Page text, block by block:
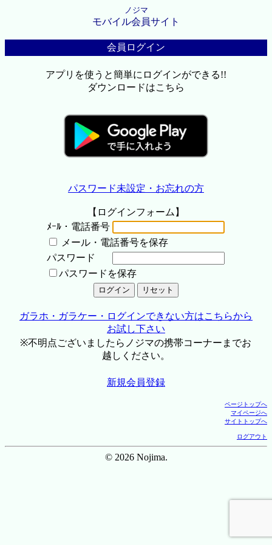
ノジマ
モバイル会員サイト
会員ログイン
アプリを使うと簡単にログインができる!!
ダウンロードはこちら
パスワード未設定・お忘れの方
【ログインフォーム】
ﾒｰﾙ・電話番号
メール・電話番号を保存
パスワード
パスワードを保存
ガラホ・ガラケー・ログインできない方はこちらから
お試し下さい
※不明点ございましたらノジマの携帯コーナーまでお
越しください。
新規会員登録
ページトップへ
マイページへ
サイトトップへ
ログアウト
© 2026 Nojima.